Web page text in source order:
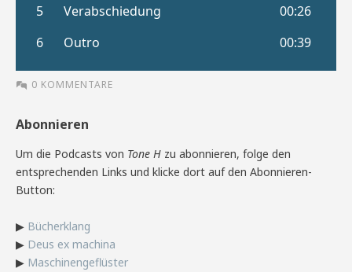
0 KOMMENTARE
Abonnieren
Um die Podcasts von Tone H zu abonnieren, folge den
entsprechenden Links und klicke dort auf den Abonnieren-
Button:
▶ Bücherklang
▶ Deus ex machina
▶ Maschinengeflüster